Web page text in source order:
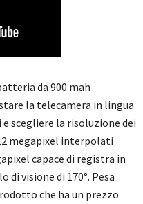
da 900 mah
la telecamera in lingua
scegliere la risoluzione dei
megapixel interpolati
capace di registra in
di visione di 170°. Pesa
che ha un prezzo